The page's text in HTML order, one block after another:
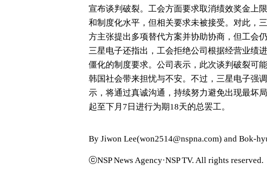
宣布谈判破裂。工会方面要求取消绩效奖金上
和制度化水平，但相关要求未被接受。对此，
方主张提出多项替代方案并协助协商，但工会
三星电子还指出，工会拒绝公司根据经营业绩
僵化的制度要求。公司表示，此次谈判破裂可
韩国社会带来担忧与不安。不过，三星电子强
示，将通过真诚沟通，持续努力避免出现最坏
起至下月7日进行为期18天的总罢工。
By Jiwon Lee(won2514@nspna.com) and Bok-
ⓒNSP News Agency·NSP TV. All rights reserved.